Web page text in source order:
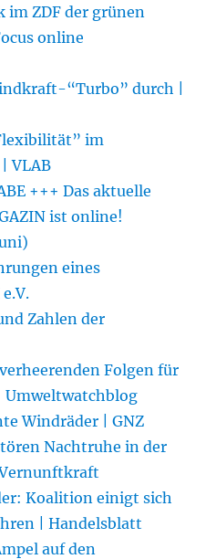
im ZDF der grünen
online
“Turbo” durch |
im
VLAB
+++ Das aktuelle
ist online!
eines
Zahlen der
Folgen für
Umweltwatchblog
Windräder | GNZ
Nachtruhe in der
Koalition einigt sich
| Handelsblatt
auf den